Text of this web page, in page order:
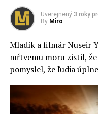
Uverejnený 3 roky
By Miro
Mladík a filmár Nuseir
mŕtvemu moru zistil, že
pomyslel, že ľudia